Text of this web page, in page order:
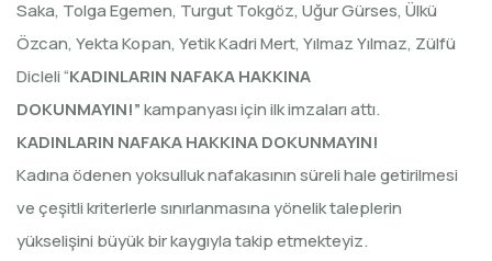
Saka, Tolga Egemen, Turgut Tokgöz, Uğur Gürses, Ülkü
Özcan, Yekta Kopan, Yetik Kadri Mert, Yılmaz Yılmaz, Zülfü
Dicleli “KADINLARIN NAFAKA HAKKINA
DOKUNMAYIN!”kampanyası için ilk imzaları attı.
KADINLARIN NAFAKA HAKKINA DOKUNMAYIN!
Kadına ödenen yoksulluk nafakasının süreli hale getirilmesi
ve çeşitli kriterlerle sınırlanmasına yönelik taleplerin
yükselişini büyük bir kaygıyla takip etmekteyiz.